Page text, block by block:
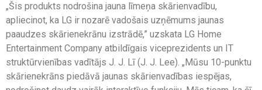
„Šis produkts nodrošina jauna līmeņa skārienvadību,
apliecinot, ka LG ir nozarē vadošais uzņēmums jaunas
paaudzes skārienekrānu izstrādē,” uzskata LG Home
Entertainment Company atbildīgais viceprezidents un IT
struktūrvienības vadītājs J. J. Lī (J. J. Lee). „Mūsu 10-punktu
skārienekrāns piedāvā jaunas skārienvadības iespējas,